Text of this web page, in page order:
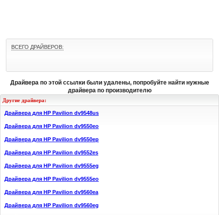
ВСЕГО ДРАЙВЕРОВ:
Драйвера по этой ссылки были удалены, попробуйте найти нужные
драйвера по производителю
Другие драйвера:
Драйвера для HP Pavilion dv9548us
Драйвера для HP Pavilion dv9550eo
Драйвера для HP Pavilion dv9550ep
Драйвера для HP Pavilion dv9552es
Драйвера для HP Pavilion dv9555eg
Драйвера для HP Pavilion dv9555eo
Драйвера для HP Pavilion dv9560ea
Драйвера для HP Pavilion dv9560eg